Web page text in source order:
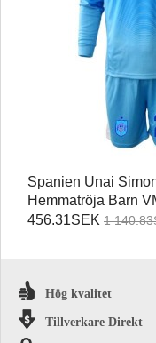
Spanien Unai
Hemmatröja Barn
456.31SEK 1
Hög kvalitet
Tillverkare Direkt